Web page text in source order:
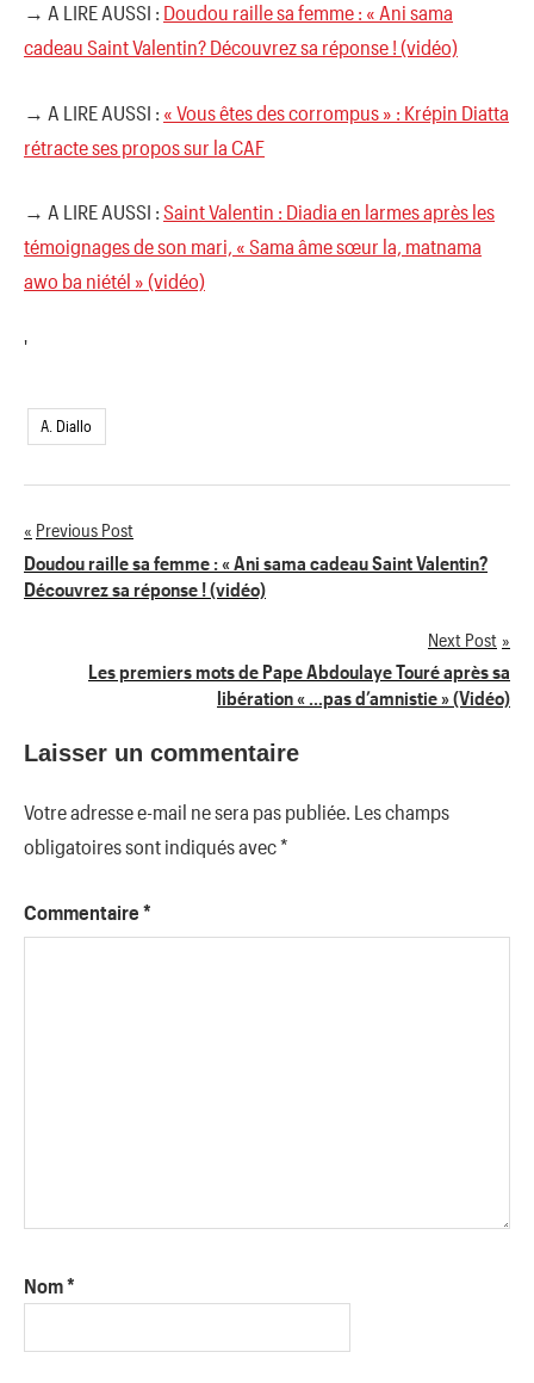
→ A LIRE AUSSI : Doudou raille sa femme : « Ani sama
cadeau Saint Valentin? Découvrez sa réponse ! (vidéo)
→ A LIRE AUSSI : « Vous êtes des corrompus » : Krépin Diatta
rétracte ses propos sur la CAF
→ A LIRE AUSSI : Saint Valentin : Diadia en larmes après les
témoignages de son mari, « Sama âme sœur la, matnama
awo ba niétél » (vidéo)
'
A. Diallo
Navigation
de
Previous Post
Doudou raille sa femme : « Ani sama cadeau Saint Valentin?
Découvrez sa réponse ! (vidéo)
Next Post
Les premiers mots de Pape Abdoulaye Touré après sa
libération « …pas d’amnistie » (Vidéo)
Laisser un commentaire
Votre adresse e-mail ne sera pas publiée. Les champs
obligatoires sont indiqués avec*
Commentaire *
Nom*